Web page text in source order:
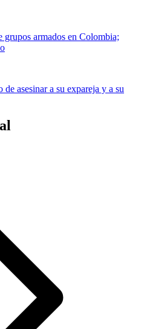
grupos armados en Colombia;
asesinar a su expareja y a su